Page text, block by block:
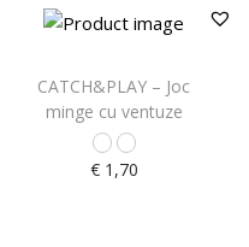
CATCH&PLAY – Joc
minge cu ventuze
€1,70